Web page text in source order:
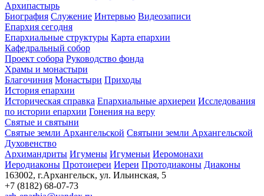
Архипастырь
Биография Служение Интервью Видеозаписи
Епархия сегодня
Епархиальные структуры Карта епархии
Кафедральный собор
Проект собора Руководство фонда
Храмы и монастыри
Благочиния Монастыри Приходы
История епархии
Историческая справка Епархиальные архиереи Исследования
по истории епархии Гонения на веру
Святые и святыни
Святые земли Архангельской Святыни земли Архангельской
Духовенство
Архимандриты Игумены Игуменьи Иеромонахи
Иеродиаконы Протоиереи Иереи Протодиаконы Диаконы
163002, г.Архангельск, ул. Ильинская, 5
+7 (8182) 68-07-73